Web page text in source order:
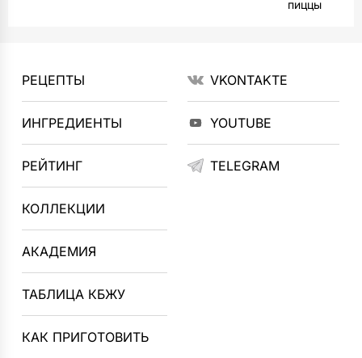
пиццы
РЕЦЕПТЫ
ИНГРЕДИЕНТЫ
РЕЙТИНГ
КОЛЛЕКЦИИ
АКАДЕМИЯ
ТАБЛИЦА КБЖУ
КАК ПРИГОТОВИТЬ
VKONTAKTE
YOUTUBE
TELEGRAM